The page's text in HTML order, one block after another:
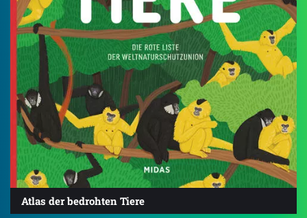
Atlas der bedrohten Tiere